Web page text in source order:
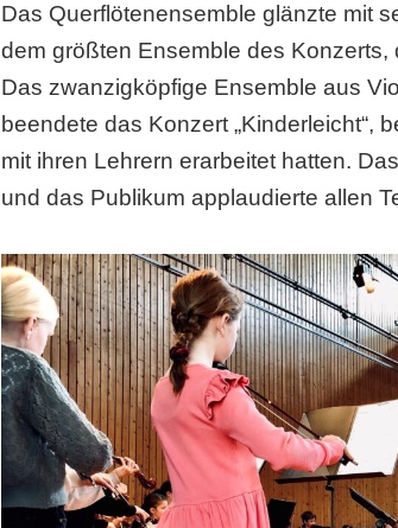
Das Querflötenensemble glänzte mit
dem größten Ensemble des
Das zwanzigköpfige Ensemble aus
beendete das Konzert „Kinderleicht“,
mit ihren Lehrern erarbeitet hatten.
und das Publikum applaudierte allen